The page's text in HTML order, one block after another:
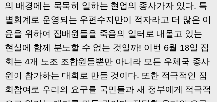
의 배경에는 묵묵히 일하는 현업의 종사가자 있다. 특
별회계로 운영되는 우편수지만이 적자라고 더 많은 이
윤을 위하여 집배원들을 죽음의 일터로 내몰고 있는
현실에 함께 분노할 수 없는 것일까! 이번 6월 18일 집
회는 4개 노조 조합원들뿐만 아니라 모든 우체국 종사
원이 참가하는 대회로 만들 것이다. 또한 적극적인 집
회참여로 우리의 요구를 국민들과 새 정부에게 적극적